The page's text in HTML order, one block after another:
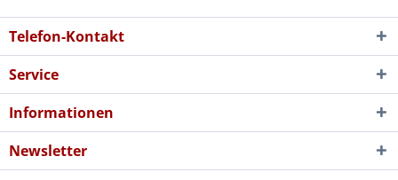
Telefon-Kontakt
Service
Informationen
Newsletter